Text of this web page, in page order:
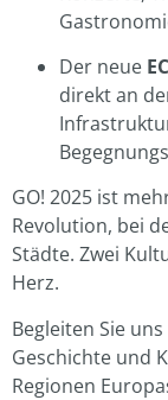
Der neue
direkt an
GO! 2025 ist
Revolution, bei
Städte. Zwei
Herz.
Begleiten Sie uns
Geschichte und
Regionen